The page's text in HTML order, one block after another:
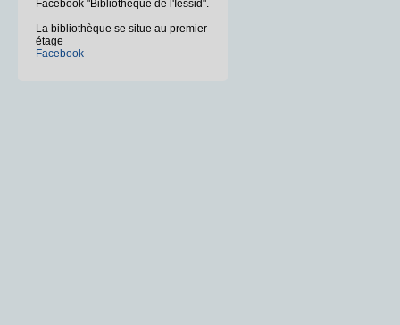
Facebook "Bibliothèque de l'Iessid".
La bibliothèque se situe au premier
étage
Facebook